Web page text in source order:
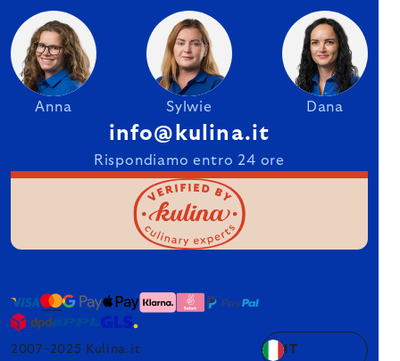
Anna Sylwie Dana
info@kulina.it
Rispondiamo entro 24 ore
2007–2025 Kulina.it IT